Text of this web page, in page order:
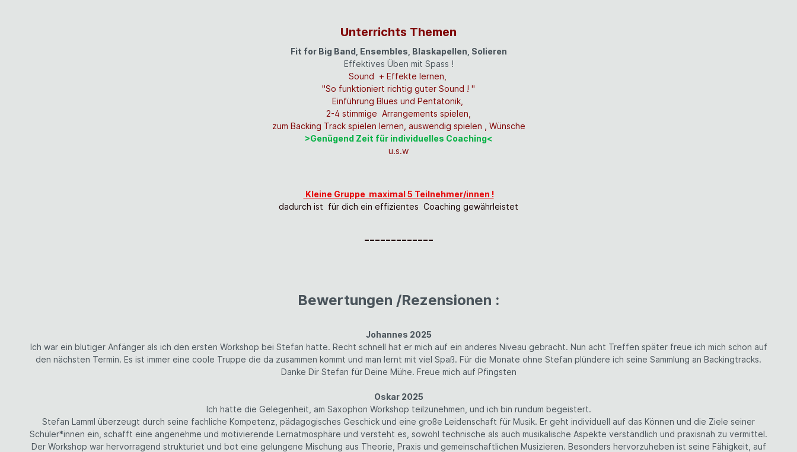
Unterrichts Themen
Fit for Big Band, Ensembles, Blaskapellen, Solieren
Effektives Üben mit Spass !
Sound + Effekte lernen,
"So funktioniert richtig guter Sound ! "
Einführung Blues und Pentatonik,
2-4 stimmige Arrangements spielen,
zum Backing Track spielen lernen, auswendig spielen , Wünsche
>Genügend Zeit für individuelles Coaching<
u.s.w
Kleine Gruppe maximal 5 Teilnehmer/innen !
dadurch ist für dich ein effizientes Coaching gewährleistet
-------------
Bewertungen /Rezensionen :
Johannes 2025
Ich war ein blutiger Anfänger als ich den ersten Workshop bei Stefan hatte. Recht schnell hat er mich auf ein anderes Niveau gebracht. Nun acht Treffen später freue ich mich schon auf
den nächsten Termin. Es ist immer eine coole Truppe die da zusammen kommt und man lernt mit viel Spaß. Für die Monate ohne Stefan plündere ich seine Sammlung an Backingtracks.
Danke Dir Stefan für Deine Mühe. Freue mich auf Pfingsten
Oskar 2025
Ich hatte die Gelegenheit, am Saxophon Workshop teilzunehmen, und ich bin rundum begeistert.
Stefan Lamml überzeugt durch seine fachliche Kompetenz, pädagogisches Geschick und eine große Leidenschaft für Musik. Er geht individuell auf das Können und die Ziele seiner
Schüler*innen ein, schafft eine angenehme und motivierende Lernatmosphäre und versteht es, sowohl technische als auch musikalische Aspekte verständlich und praxisnah zu vermittel.
Der Workshop war hervorragend strukturiet und bot eine gelungene Mischung aus Theorie, Praxis und gemeinschaftlichen Musizieren. Besonders hervorzuheben ist seine Fähigkeit, auf